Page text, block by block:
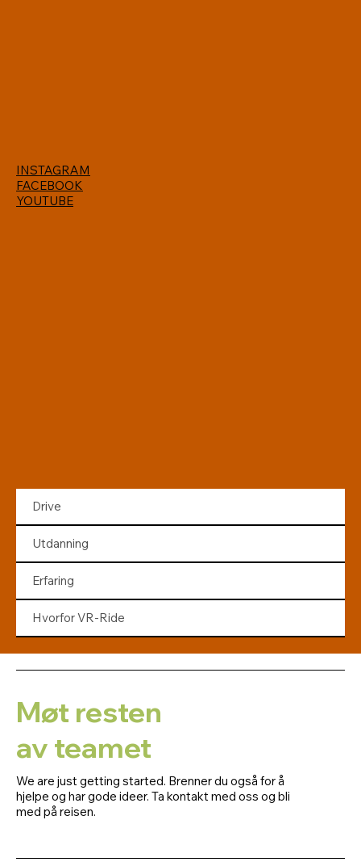
INSTAGRAM
FACEBOOK
YOUTUBE
Drive
Utdanning
Erfaring
Hvorfor VR-Ride
Møt resten
av teamet
We are just getting started. Brenner du også for å
hjelpe og har gode ideer. Ta kontakt med oss og bli
med på reisen.